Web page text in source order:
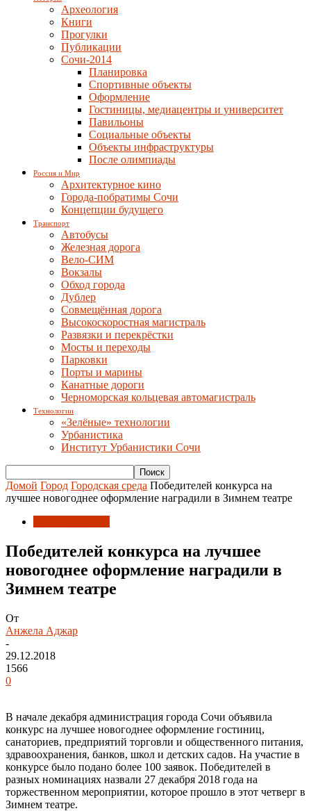
Археология
Книги
Прогулки
Публикации
Сочи-2014
Планировка
Спортивные объекты
Оформление
Гостиницы, медиацентры и университет
Павильоны
Социальные объекты
Объекты инфраструктуры
После олимпиады
Россия и Мир
Архитектурное кино
Города-побратимы Сочи
Концепции будущего
Транспорт
Автобусы
Железная дорога
Вело-СИМ
Вокзалы
Обход города
Дублер
Совмещённая дорога
Высокоскоростная магистраль
Развязки и перекрёстки
Мосты и переходы
Парковки
Порты и марины
Канатные дороги
Черноморская кольцевая автомагистраль
Технологии
«Зелёные» технологии
Урбанистика
Институт Урбанистики Сочи
Домой Город Городская среда Победителей конкурса на
лучшее новогоднее оформление наградили в Зимнем театре
Победителей конкурса на лучшее
новогоднее оформление наградили в
Зимнем театре
От
Анжела Аджар
-
29.12.2018
1566
0
В начале декабря администрация города Сочи объявила
конкурс на лучшее новогоднее оформление гостиниц,
санаториев, предприятий торговли и общественного питания,
здравоохранения, банков, школ и детских садов. На участие в
конкурсе было подано более 100 заявок. Победителей в
разных номинациях назвали 27 декабря 2018 года на
торжественном мероприятии, которое прошло в этот четверг в
Зимнем театре.